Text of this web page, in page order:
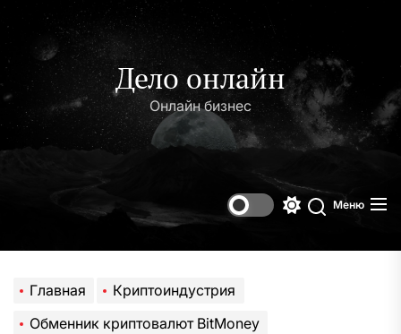
содержимому
Дело онлайн
Онлайн бизнес
Поиск
Меню
Главная
Криптоиндустрия
Обменник криптовалют BitMoney